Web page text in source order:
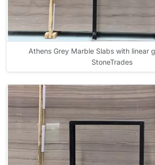
Athens Grey Marble Slabs with linear
StoneTrades